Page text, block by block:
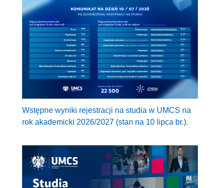
Wstępne wyniki rejestracji na studia w UMCS na
rok akademicki 2026/2027 (stan na 10 lipca br.).